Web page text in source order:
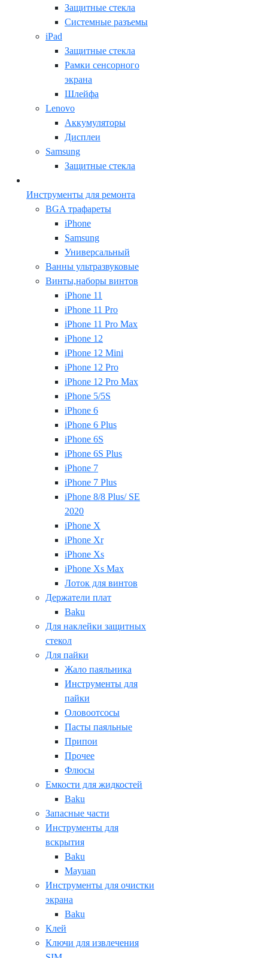
Защитные стекла
Системные разъемы
iPad
Защитные стекла
Рамки сенсорного
экрана
Шлейфа
Lenovo
Аккумуляторы
Дисплеи
Samsung
Защитные стекла
Инструменты для ремонта
BGA трафареты
iPhone
Samsung
Универсальный
Ванны ультразвуковые
Винты,наборы винтов
iPhone 11
iPhone 11 Pro
iPhone 11 Pro Max
iPhone 12
iPhone 12 Mini
iPhone 12 Pro
iPhone 12 Pro Max
iPhone 5/5S
iPhone 6
iPhone 6 Plus
iPhone 6S
iPhone 6S Plus
iPhone 7
iPhone 7 Plus
iPhone 8/8 Plus/ SE
2020
iPhone X
iPhone Xr
iPhone Xs
iPhone Xs Max
Лоток для винтов
Держатели плат
Baku
Для наклейки защитных
стекол
Для пайки
Жало паяльника
Инструменты для
пайки
Оловоотсосы
Пасты паяльные
Припои
Прочее
Флюсы
Емкости для жидкостей
Baku
Запасные части
Инструменты для
вскрытия
Baku
Mayuan
Инструменты для очистки
экрана
Baku
Клей
Ключи для извлечения